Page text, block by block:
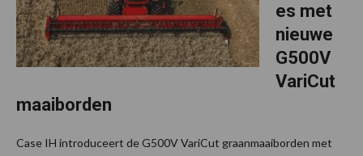
es met
nieuwe
G500V
VariCut
maaiborden
Case IH introduceert de G500V VariCut graanmaaiborden met